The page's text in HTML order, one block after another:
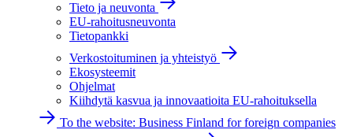
Tieto ja neuvonta
EU-rahoitusneuvonta
Tietopankki
Verkostoituminen ja yhteistyö
Ekosysteemit
Ohjelmat
Kiihdytä kasvua ja innovaatioita EU-rahoituksella
To the website: Business Finland for foreign companies